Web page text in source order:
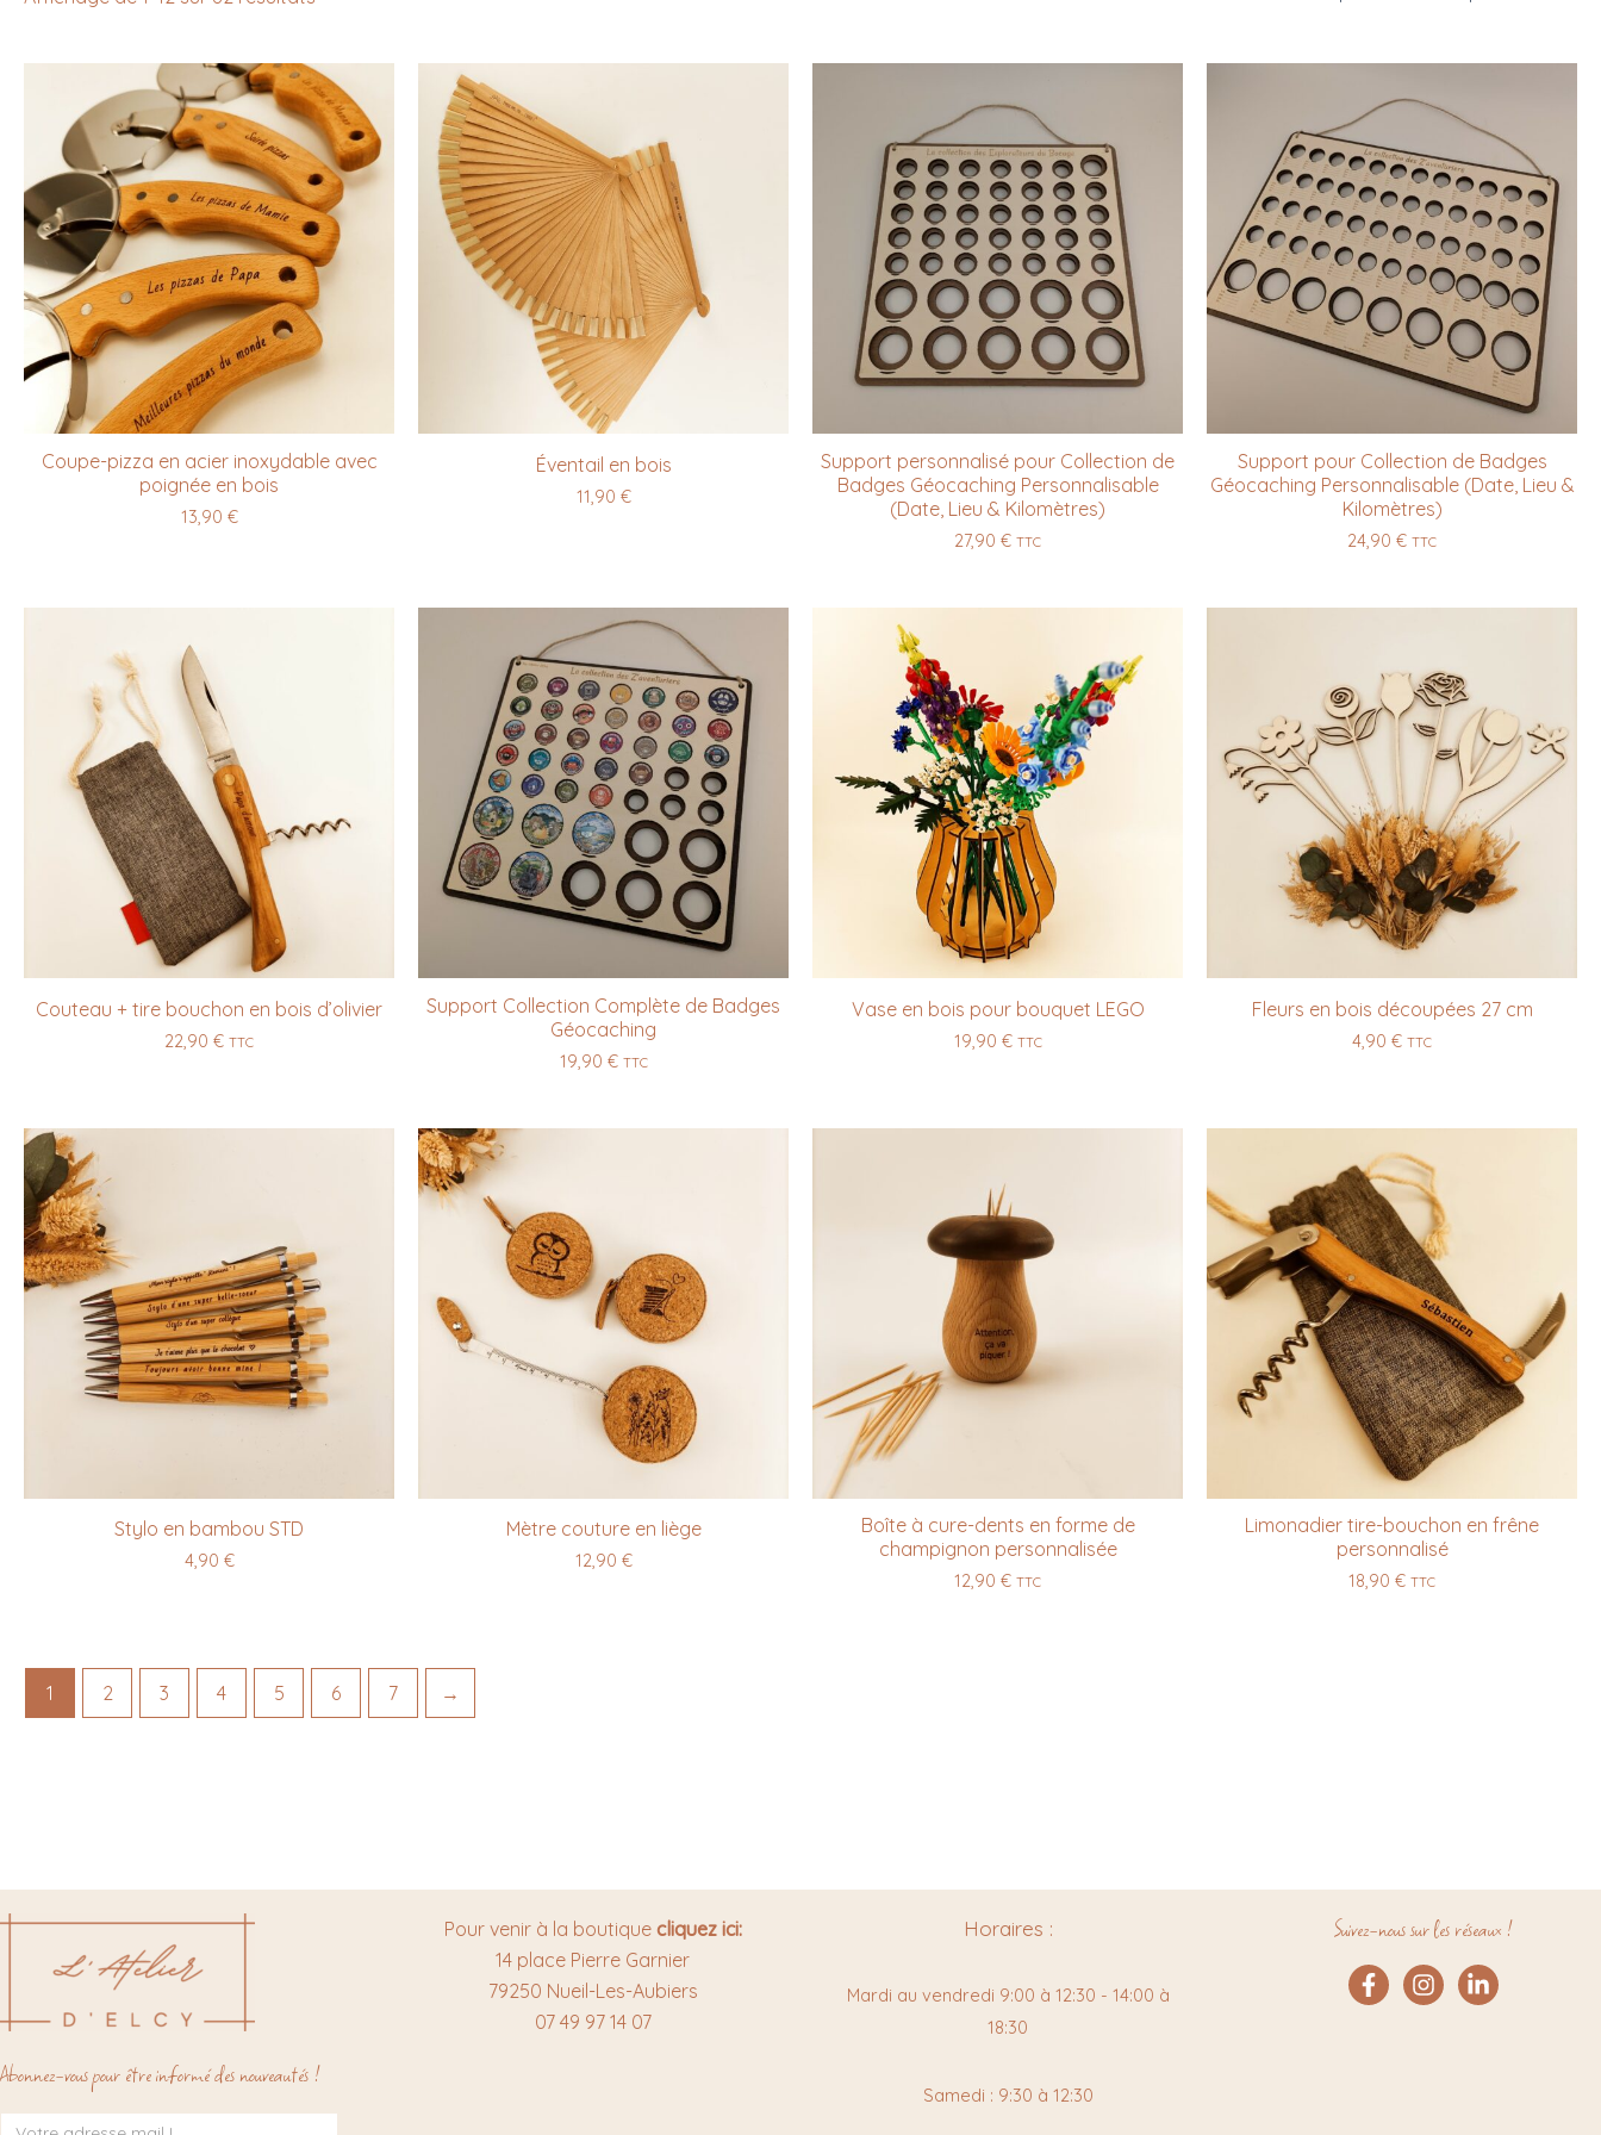
Coupe-pizza en acier inoxydable avec
poignée en bois
13,90 €
Éventail en bois
11,90 €
Support personnalisé pour Collection de
Badges Géocaching Personnalisable
(Date, Lieu & Kilomètres)
27,90 € TTC
Support pour Collection de Badges
Géocaching Personnalisable (Date, Lieu &
Kilomètres)
24,90 € TTC
Couteau + tire bouchon en bois d’olivier
22,90 € TTC
Support Collection Complète de Badges
Géocaching
19,90 € TTC
Vase en bois pour bouquet LEGO
19,90 € TTC
Fleurs en bois découpées 27 cm
4,90 € TTC
Stylo en bambou STD
4,90 €
Mètre couture en liège
12,90 €
Boîte à cure-dents en forme de
champignon personnalisée
12,90 € TTC
Limonadier tire-bouchon en frêne
personnalisé
18,90 € TTC
1 2 3 4 5 6 7 →
Abonnez-vous pour être informé des nouveautés !
Inscription
Pour venir à la boutique cliquez ici:
14 place Pierre Garnier
79250 Nueil-Les-Aubiers
07 49 97 14 07
Horaires :
Mardi au vendredi 9:00 à 12:30 - 14:00 à
18:30
Samedi : 9:30 à 12:30
Suivez-nous sur les réseaux !